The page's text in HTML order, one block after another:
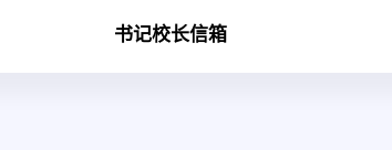
书记校长信箱